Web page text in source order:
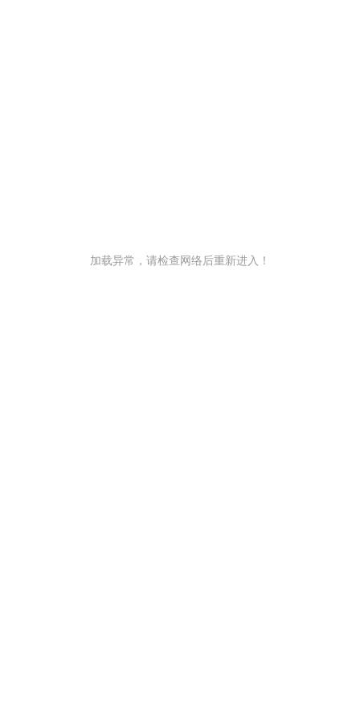
加载异常，请检查网络后重新进入！